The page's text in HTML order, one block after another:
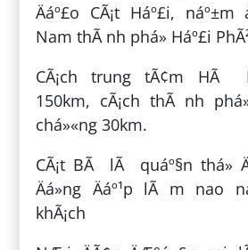
Äáº£o CÃ¡t Háº£i, náº±m
Nam thÃ nh phá» Háº£i
CÃ¡ch trung tÃ¢m HÃ
150km, cÃ¡ch thÃ nh
chá»«ng 30km.
CÃ¡t BÃ lÃ quáº§n thá»
Äá»ng Äáº¹p lÃ m nao
khÃ¡ch